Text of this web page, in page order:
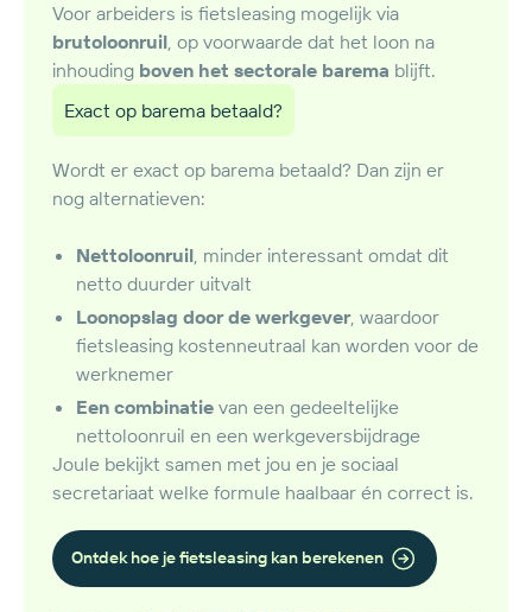
Voor arbeiders is fietsleasing mogelijk via
brutoloonruil , op voorwaarde dat het loon na
inhouding boven het sectorale barema blijft.
Exact op barema betaald?
Wordt er exact op barema betaald? Dan zijn er
nog alternatieven:
Nettoloonruil , minder interessant omdat dit
netto duurder uitvalt
Loonopslag door de werkgever, waardoor
fietsleasing kostenneutraal kan worden voor de
werknemer
Een combinatie van een gedeeltelijke
nettoloonruil en een werkgeversbijdrage
Joule bekijkt samen met jou en je sociaal
secretariaat welke formule haalbaar én correct is.
Ontdek hoe je fietsleasing kan berekenen